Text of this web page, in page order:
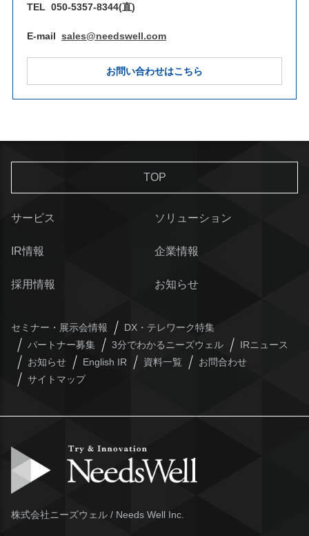
TEL 050-5357-8344(直)
E-mail sales@needswell.com
お問い合わせはこちら
TOP
サービス ソリューション
IR情報 企業情報
採用情報 お知らせ
セミナー・展示会情報
DX・テレワーク特集
パートナー募集
3分でわかるニーズウェル
IRニュース
お知らせ
English IR 資料一覧
お問合わせ
サイトマップ
株式会社ニーズウェル / Needs Well Inc.